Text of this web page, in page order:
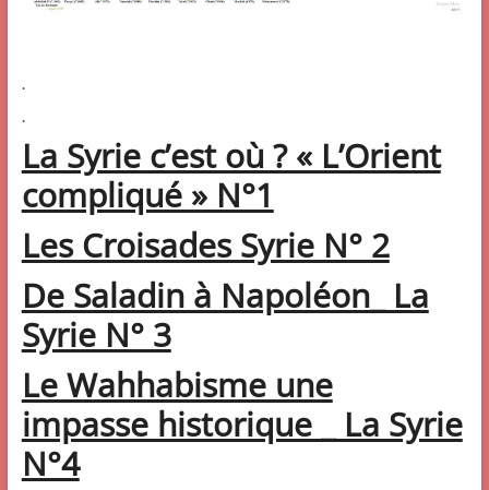
.
.
La Syrie c’est où ? « L’Orient
compliqué » N°1
Les Croisades Syrie N° 2
De Saladin à Napoléon_ La
Syrie N° 3
Le Wahhabisme une
impasse historique _ La Syrie
N°4